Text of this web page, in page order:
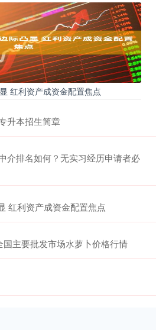
红利资产成资金配置焦点
升本招生简章
介排名如何？无实习经历申请者必
红利资产成资金配置焦点
主要批发市场水萝卜价格行情